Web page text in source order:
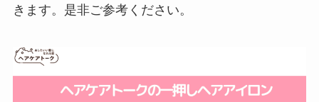
きます。是非ご参考ください。